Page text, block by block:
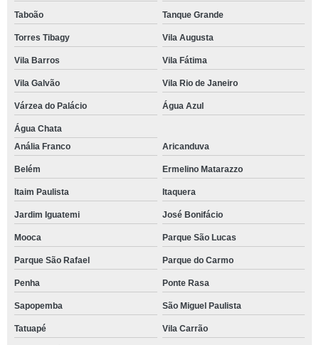
Taboão Tanque Grande
Torres Tibagy Vila Augusta
Vila Barros Vila Fátima
Vila Galvão Vila Rio de Janeiro
Várzea do Palácio Água Azul
Água Chata
Anália Franco
Aricanduva
Belém Ermelino Matarazzo
Itaim Paulista Itaquera
Jardim Iguatemi José Bonifácio
Mooca Parque São Lucas
Parque São Rafael Parque do Carmo
Penha Ponte Rasa
Sapopemba São Miguel Paulista
Tatuapé Vila Carrão